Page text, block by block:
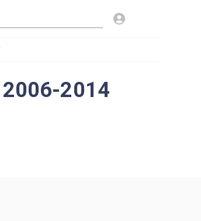
2014